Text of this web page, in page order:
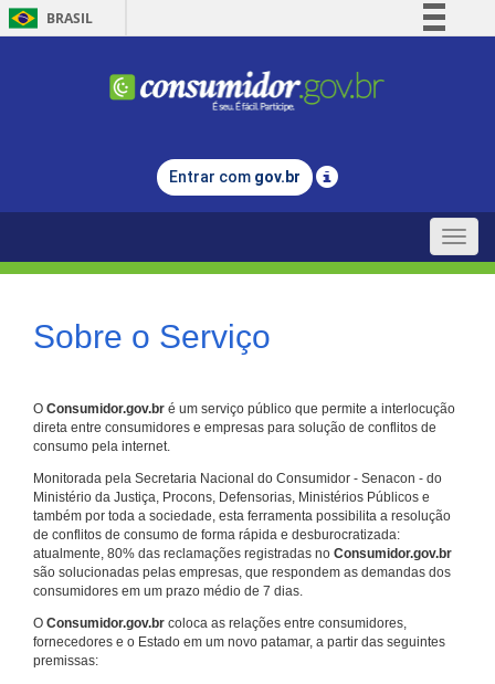
BRASIL
Comunica BR
Legislação
Entrar com gov.br
Toggle
Sobre o Serviço
O Consumidor.gov.br é um serviço público que permite a interlocução
direta entre consumidores e empresas para solução de conflitos de
consumo pela internet.
Monitorada pela Secretaria Nacional do Consumidor - Senacon - do
Ministério da Justiça, Procons, Defensorias, Ministérios Públicos e
também por toda a sociedade, esta ferramenta possibilita a resolução
de conflitos de consumo de forma rápida e desburocratizada:
atualmente, 80% das reclamações registradas no Consumidor.gov.br
são solucionadas pelas empresas, que respondem as demandas dos
consumidores em um prazo médio de 7 dias.
O Consumidor.gov.br coloca as relações entre consumidores,
fornecedores e o Estado em um novo patamar, a partir das seguintes
premissas: